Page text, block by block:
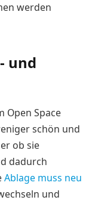
werden
und
Open Space
schön und
ob sie
dadurch
Ablage muss neu
und